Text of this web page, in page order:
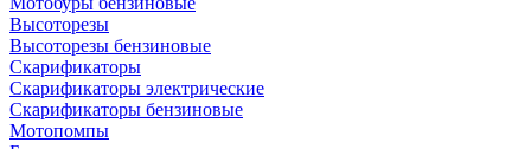
Высоторезы
Высоторезы бензиновые
Скарификаторы
Скарификаторы электрические
Скарификаторы бензиновые
Мотопомпы